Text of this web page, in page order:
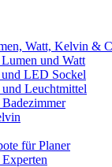
Watt, Kelvin &
und Watt
und LED Sockel
Leuchtmittel
für Planer